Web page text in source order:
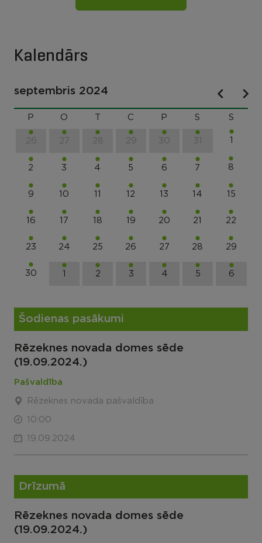
Kalendārs
septembris 2024
P O C P S S
26 27 28 29 30 31 1
2 3 4 5 6 7 8
9 10 11 12 13 14 15
16 17 18 19 20 21 22
23 24 25 26 27 28 29
30 1 2 3 4 5 6
Šodienas pasākumi
Rēzeknes novada domes sēde
(19.09.2024.)
Pašvaldība
Rēzeknes novada pašvaldība
10:00
19.09.2024
Drīzumā
Rēzeknes novada domes sēde
(19.09.2024.)